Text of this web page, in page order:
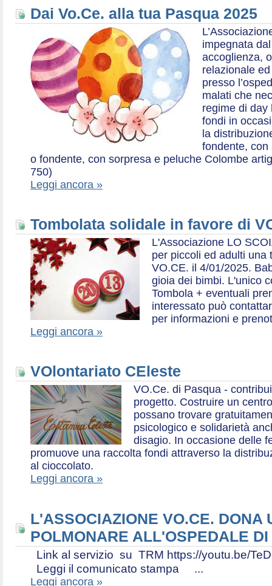
Dai Vo.Ce. alla tua Pasqua 2025
impegnata
accoglienza,
relazionale
presso
malati che
regime di day
fondi in
la
fondente, con
o fondente, con sorpresa e peluche Colombe
750)
Leggi ancora »
Tombolata solidale in favore di
L'Associazione LO
per piccoli ed adulti una
VO.CE. il 4/01/2025.
gioia dei bimbi. L'unico
Tombola + eventuali
interessato può
per informazioni e
Leggi ancora »
VOlontariato CEleste
VO.Ce. di Pasqua -
progetto. Costruire un
possano trovare
psicologico e solidarietà
disagio. In occasione delle
promuove una raccolta fondi attraverso la
al cioccolato.
Leggi ancora »
L'ASSOCIAZIONE VO.CE. DONA
POLMONARE ALL'OSPEDALE
Link al servizio su TRM https://youtu.be/
Leggi il comunicato stampa ...
Leggi ancora »